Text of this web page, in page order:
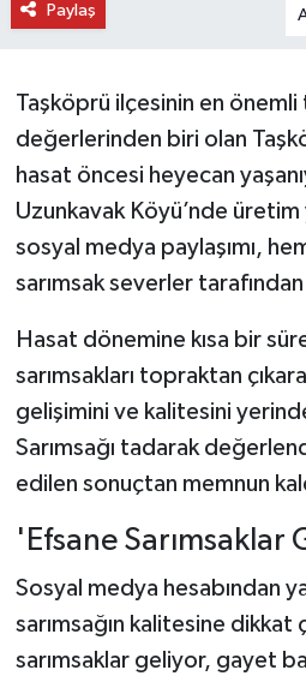
Paylaş
Taşköprü ilçesinin en önemli
değerlerinden biri olan
hasat öncesi heyecan
Uzunkavak Köyü’nde üretim
sosyal medya paylaşımı,
sarımsak severler tarafından
Hasat dönemine kısa bir
sarımsakları topraktan
gelişimini ve kalitesini
Sarımsağı tadarak
edilen sonuçtan memnun
'Efsane Sarımsaklar
Sosyal medya hesabından
sarımsağın kalitesine dikkat
sarımsaklar geliyor, gayet
Küre Haberleri
Pınarbaşı Haberleri
Şenpazar Haberleri
Seydiler Haberleri
Taşköprü Haberleri
Tosya Haberleri
Karadeniz Haberleri
Teknoloji Haberleri
Siyaset Haberleri